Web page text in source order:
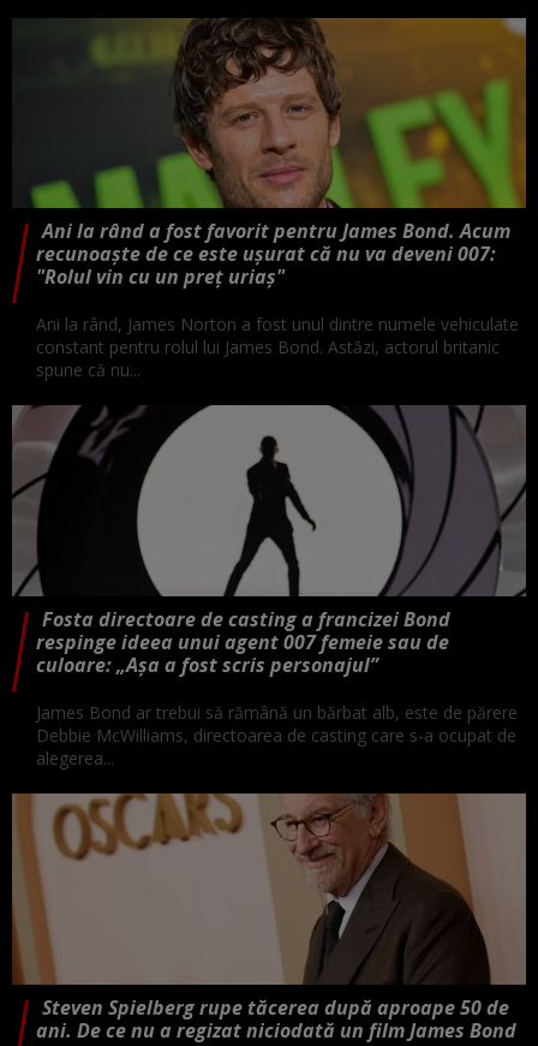
Ani la rând a fost favorit pentru James Bond. Acum
recunoaște de ce este ușurat că nu va deveni 007:
"Rolul vin cu un preț uriaș"
Ani la rând, James Norton a fost unul dintre numele vehiculate
constant pentru rolul lui James Bond. Astăzi, actorul britanic
spune că nu...
Fosta directoare de casting a francizei Bond
respinge ideea unui agent 007 femeie sau de
culoare: „Așa a fost scris personajul”
James Bond ar trebui să rămână un bărbat alb, este de părere
Debbie McWilliams, directoarea de casting care s-a ocupat de
alegerea...
Steven Spielberg rupe tăcerea după aproape 50 de
ani. De ce nu a regizat niciodată un film James Bond